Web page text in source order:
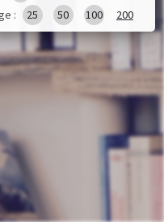
:
25 50 100 200